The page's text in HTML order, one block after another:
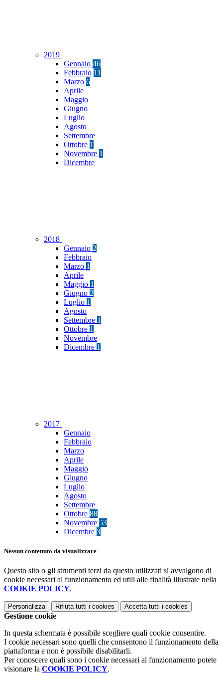
2019
Gennaio 46
Febbraio 11
Marzo 6
Aprile
Maggio
Giugno
Luglio
Agosto
Settembre
Ottobre 1
Novembre 1
Dicembre
2018
Gennaio 2
Febbraio
Marzo 1
Aprile
Maggio 1
Giugno 2
Luglio 1
Agosto
Settembre 1
Ottobre 1
Novembre
Dicembre 1
2017
Gennaio
Febbraio
Marzo
Aprile
Maggio
Giugno
Luglio
Agosto
Settembre
Ottobre 88
Novembre 53
Dicembre 3
Nessun contenuto da visualizzare
Questo sito o gli strumenti terzi da questo utilizzati si avvalgono di
cookie necessari al funzionamento ed utili alle finalità illustrate nella
COOKIE POLICY.
Personalizza Rifiuta tutti i cookies Accetta tutti i cookies
Gestione cookie
In questa schermata è possibile scegliere quali cookie consentire.
I cookie necessari sono quelli che consentono il funzionamento della
piattaforma e non è possibile disabilitarli.
Per conoscere quali sono i cookie necessari al funzionamento potete
visionare la COOKIE POLICY.